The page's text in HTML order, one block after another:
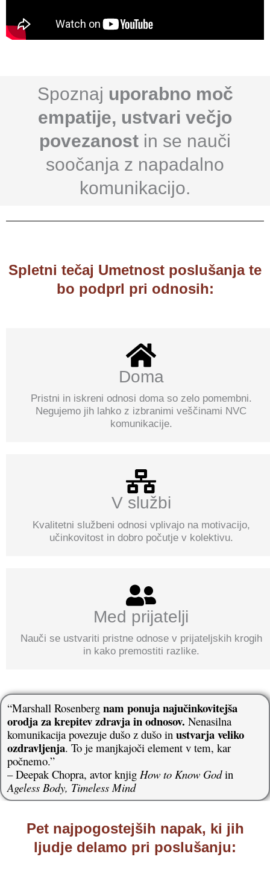
Spoznaj uporabno moč
empatije, ustvari večjo
povezanost in se nauči
soočanja z napadalno
komunikacijo.
Spletni tečaj Umetnost poslušanja te
bo podprl pri odnosih:
Doma
Pristni in iskreni odnosi doma so zelo pomembni.
Negujemo jih lahko z izbranimi veščinami NVC
komunikacije.
V službi
Kvalitetni službeni odnosi vplivajo na motivacijo,
učinkovitost in dobro počutje v kolektivu.
Med prijatelji
Nauči se ustvariti pristne odnose v prijateljskih krogih
in kako premostiti razlike.
“Marshall Rosenberg nam ponuja najučinkovitejša
orodja za krepitev zdravja in odnosov. Nenasilna
komunikacija povezuje dušo z dušo in ustvarja veliko
ozdravljenja. To je manjkajoči element v tem, kar
počnemo.”
– Deepak Chopra, avtor knjig How to Know Godin
Ageless Body, Timeless Mind
Pet najpogostejših napak, ki jih
ljudje delamo pri poslušanju: